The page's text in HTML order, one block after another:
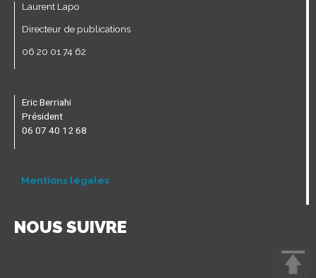
Laurent Lapo
Directeur de publications
06 20 01 74 62
Eric Berriahi
Président
06 07 40 12 68
Mentions légales
NOUS SUIVRE